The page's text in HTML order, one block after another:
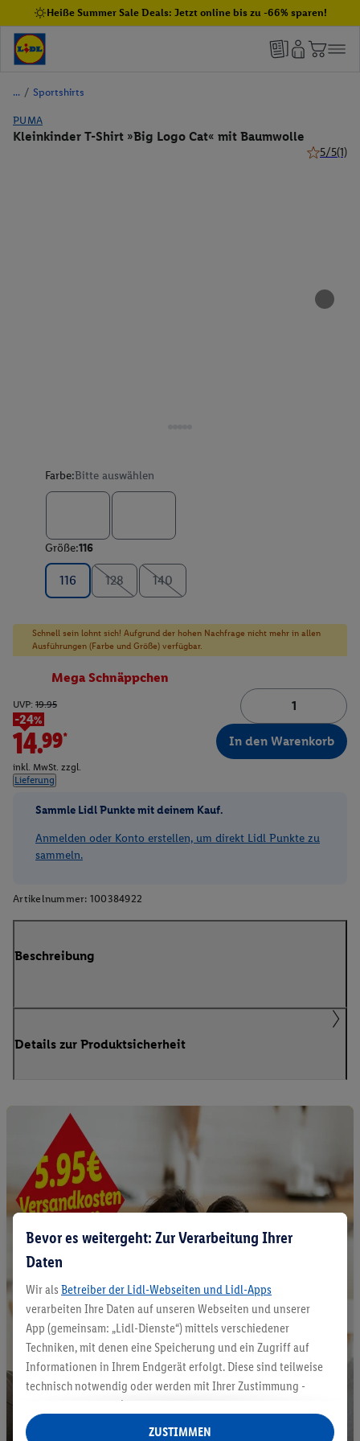
Heiße Summer Sale Deals: Jetzt online bis zu -66% sparen!
/ Sportshirts
PUMA
Kleinkinder T-Shirt »Big Logo Cat« mit Baumwolle
5/5(1)
Farbe:Bitte auswählen
Größe:116
116 128 140
Schnell sein lohnt sich! Aufgrund der hohen Nachfrage nicht mehr in allen
Ausführungen (Farbe und Größe) verfügbar.
Mega Schnäppchen
UVP: 19.95
-24%
14.99*
inkl. MwSt. zzgl.
Lieferung
In den Warenkorb
Sammle Lidl Punkte mit deinem Kauf.
Anmelden oder Konto erstellen, um direkt Lidl Punkte zu
sammeln.
Artikelnummer: 100384922
Beschreibung
Details zur Produktsicherheit
Bevor es weitergeht: Zur Verarbeitung Ihrer
Daten
Wir als Betreiber der Lidl-Webseiten und Lidl-Apps
verarbeiten Ihre Daten auf unseren Webseiten und unserer
App (gemeinsam: „Lidl-Dienste“) mittels verschiedener
Techniken, mit denen eine Speicherung und ein Zugriff auf
Informationen in Ihrem Endgerät erfolgt. Diese sind teilweise
technisch notwendig oder werden mit Ihrer Zustimmung -
auch durch Partner (u.a.
Verantwortliche; im Zusammenhang mit dem IAB TCF
ZUSTIMMEN